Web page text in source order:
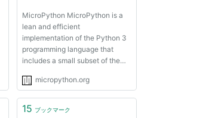
MicroPython MicroPython is a
lean and efficient
implementation of the Python 3
programming language that
includes a small subset of the
optimised to run on
constrained environments. The
micropython.org
15 ブックマーク